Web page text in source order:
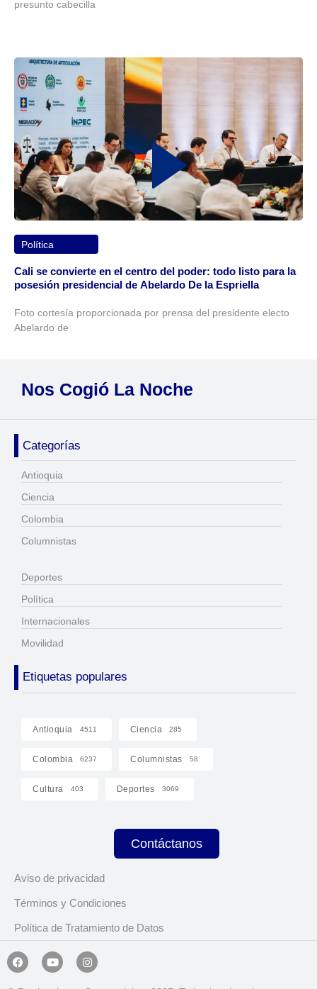
presunto cabecilla
Política
Cali se convierte en el centro del poder: todo listo para la
posesión presidencial de Abelardo De la Espriella
Foto cortesía proporcionada por prensa del presidente electo
Abelardo de
Nos Cogió La Noche
Categorías
Antioquia
Ciencia
Colombia
Columnistas
Deportes
Política
Internacionales
Movilidad
Etiquetas populares
Antioquia 4511 Ciencia 285
Colombia 6237 Columnistas 58
Cultura 403 Deportes 3069
Contáctanos
Aviso de privacidad
Términos y Condiciones
Política de Tratamiento de Datos